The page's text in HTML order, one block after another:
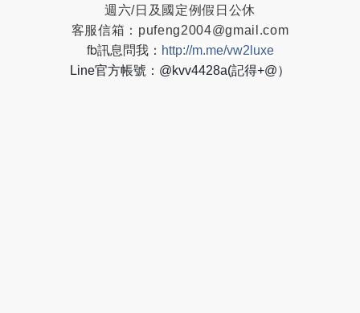
週六/日及國定例假日公休
客服信箱： pufeng2004@gmail.com
fb訊息問我： http://m.me/vw2luxe
Line官方帳號：@kvv4428a(記得+@）